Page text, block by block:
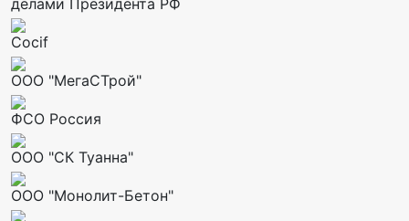
делами Президента РФ
Cocif
ООО "МегаСТрой"
ФСО Россия
ООО "СК Туанна"
ООО "Монолит-Бетон"